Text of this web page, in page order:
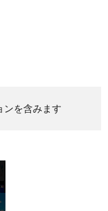
ンを含みます